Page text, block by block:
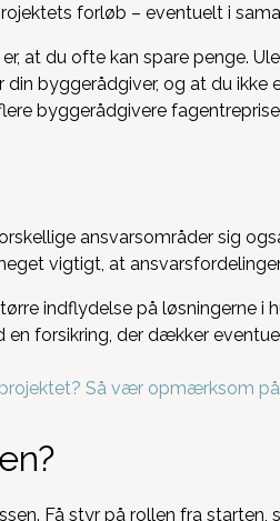
forløb – eventuelt i
at du ofte kan spare penge.
byggerådgiver, og at du
byggerådgivere
ansvarsområder sig
vigtigt, at
indflydelse på løsningerne i
forsikring, der dækker
Så vær opmærksom
Få styr på rollen fra starten,